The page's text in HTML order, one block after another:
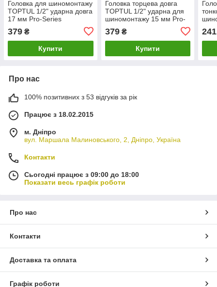
Головка для шиномонтажу
TOPTUL 1/2" ударна довга
17 мм Pro-Series
379 ₴
Купити
Головка торцева довга
TOPTUL 1/2" ударна для
шиномонтажу 15 мм Pro-
379₴
Купити
241
Про нас
100% позитивних з 53 відгуків за рік
Працює з 18.02.2015
м. Дніпро
вул. Маршала Малиновського, 2, Дніпро, Україна
Контакти
Сьогодні працює з 09:00 до 18:00
Показати весь графік роботи
Про нас
Контакти
Доставка та оплата
Графік роботи